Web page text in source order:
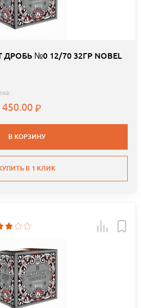
№0 12/70 32ГР NOBEL
450.00
В КОРЗИНУ
В 1 КЛИК